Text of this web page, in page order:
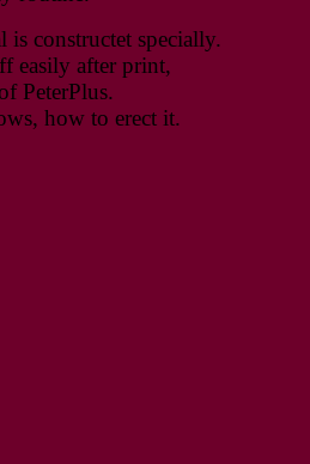
is constructet specially.
easily after print,
PeterPlus.
how to erect it.